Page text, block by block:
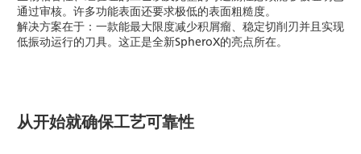
通过审核。许多功能表面还要求极低的表面粗糙度。
解决方案在于：一款能最大限度减少积屑瘤、稳定切削刃并且实现
低振动运行的刀具。这正是全新SpheroX的亮点所在。
从开始就确保工艺可靠性